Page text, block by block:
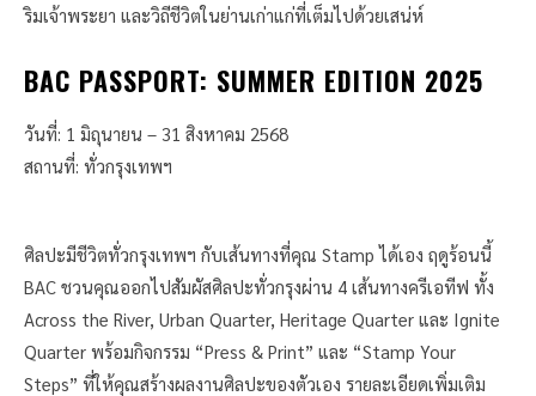
ริมเจ้าพระยา และวิถีชีวิตในย่านเก่าแก่ที่เต็มไปด้วยเสน่ห์
BAC PASSPORT: SUMMER EDITION 2025
วันที่: 1 มิถุนายน – 31 สิงหาคม 2568
สถานที่: ทั่วกรุงเทพฯ
ศิลปะมีชีวิตทั่วกรุงเทพฯ กับเส้นทางที่คุณ Stamp ได้เอง ฤดูร้อนนี้
BAC ชวนคุณออกไปสัมผัสศิลปะทั่วกรุงผ่าน 4 เส้นทางครีเอทีฟ ทั้ง
Across the River, Urban Quarter, Heritage Quarter และ Ignite
Quarter พร้อมกิจกรรม “Press & Print” และ “Stamp Your
Steps” ที่ให้คุณสร้างผลงานศิลปะของตัวเอง รายละเอียดเพิ่มเติม